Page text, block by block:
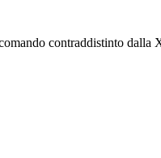
contraddistinto